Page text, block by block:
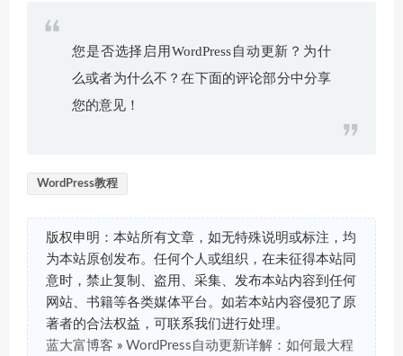
您是否选择启用WordPress自动更新？为什
么或者为什么不？在下面的评论部分中分享
您的意见！
WordPress教程
版权申明：本站所有文章，如无特殊说明或标注，均
为本站原创发布。任何个人或组织，在未征得本站同
意时，禁止复制、盗用、采集、发布本站内容到任何
网站、书籍等各类媒体平台。如若本站内容侵犯了原
著者的合法权益，可联系我们进行处理。
蓝大富博客 » WordPress自动更新详解：如何最大程